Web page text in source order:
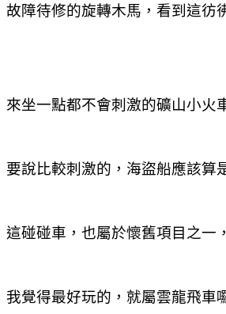
故障待修的旋轉木馬，看到這彷
來坐一點都不會刺激的礦山小火
要說比較刺激的，海盜船應該算
這碰碰車，也屬於懷舊項目之一
我覺得最好玩的，就屬雲龍飛車